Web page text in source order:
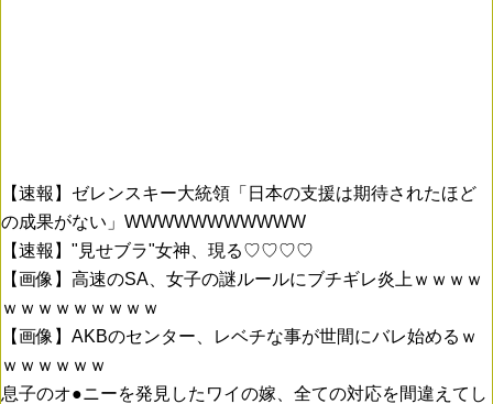
【速報】ゼレンスキー大統領「日本の支援は期待されたほど
の成果がない」WWWWWWWWWWW
【速報】"見せブラ"女神、現る♡♡♡♡
【画像】高速のSA、女子の謎ルールにブチギレ炎上ｗｗｗｗ
ｗｗｗｗｗｗｗｗｗ
【画像】AKBのセンター、レベチな事が世間にバレ始めるｗ
ｗｗｗｗｗｗ
息子のオ●ニーを発見したワイの嫁、全ての対応を間違えてし